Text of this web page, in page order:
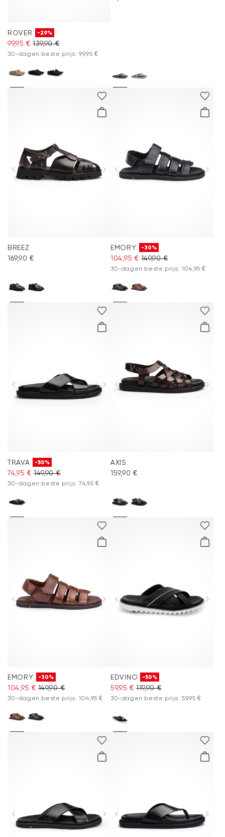
ROVER -29%
99,95 € 139,90 €
30-dagen beste prijs: 99,95 €
BREEZ
169,90 €
EMORY -30%
104,95 € 149,90 €
30-dagen beste prijs: 104,95 €
TRAVA -50%
74,95 € 149,90 €
30-dagen beste prijs: 74,95 €
AXIS
159,90 €
EMORY -30%
104,95 € 149,90 €
30-dagen beste prijs: 104,95 €
EDVINO -50%
59,95 € 119,90 €
30-dagen beste prijs: 59,95 €